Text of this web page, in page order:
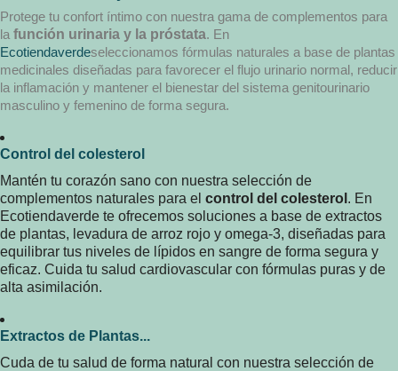
Protege tu confort íntimo con nuestra gama de complementos para
la función urinaria y la próstata. En
Ecotiendaverdeseleccionamos fórmulas naturales a base de plantas
medicinales diseñadas para favorecer el flujo urinario normal, reducir
la inflamación y mantener el bienestar del sistema genitourinario
masculino y femenino de forma segura.
Control del colesterol
Mantén tu corazón sano con nuestra selección de
complementos naturales para el control del colesterol . En
Ecotiendaverde te ofrecemos soluciones a base de extractos
de plantas, levadura de arroz rojo y omega-3, diseñadas para
equilibrar tus niveles de lípidos en sangre de forma segura y
eficaz. Cuida tu salud cardiovascular con fórmulas puras y de
alta asimilación.
Extractos de Plantas...
Cuda de tu salud de forma natural con nuestra selección de